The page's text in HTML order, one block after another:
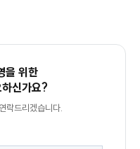
을 위한
신가요?
락드리겠습니다.